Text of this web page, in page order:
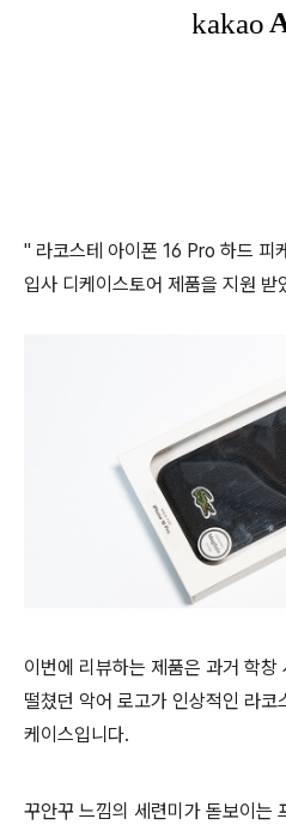
" 라코스테 아이폰 16 Pro 하드 피
입사 디케이스토어 제품을 지원 받
이번에 리뷰하는 제품은 과거 학
떨쳤던 악어 로고가 인상적인 라
케이스입니다.
꾸안꾸 느낌의 세련미가 돋보이는